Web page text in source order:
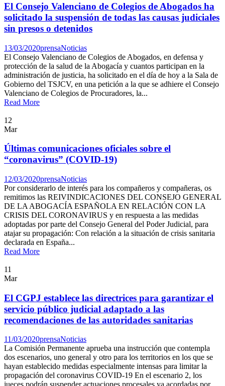
El Consejo Valenciano de Colegios de Abogados ha
solicitado la suspensión de todas las causas judiciales
sin presos o detenidos
13/03/2020prensaNoticias
El Consejo Valenciano de Colegios de Abogados, en defensa y
protección de la salud de la Abogacía y cuantos participan en la
administración de justicia, ha solicitado en el día de hoy a la Sala de
Gobierno del TSJCV, en una petición a la que se adhiere el Consejo
Valenciano de Colegios de Procuradores, la...
Read More
12
Mar
Últimas comunicaciones oficiales sobre el
“coronavirus” (COVID-19)
12/03/2020prensaNoticias
Por considerarlo de interés para los compañeros y compañeras, os
remitimos las REIVINDICACIONES DEL CONSEJO GENERAL
DE LA ABOGACÍA ESPAÑOLA EN RELACIÓN CON LA
CRISIS DEL CORONAVIRUS y en respuesta a las medidas
adoptadas por parte del Consejo General del Poder Judicial, para
atajar su propagación: Con relación a la situación de crisis sanitaria
declarada en España...
Read More
11
Mar
El CGPJ establece las directrices para garantizar el
servicio público judicial adaptado a las
recomendaciones de las autoridades sanitarias
11/03/2020prensaNoticias
La Comisión Permanente aprueba una instrucción que contempla
dos escenarios, uno general y otro para los territorios en los que se
hayan establecido medidas especialmente intensas para limitar la
propagación del coronavirus COVID-19 En el escenario 2, los